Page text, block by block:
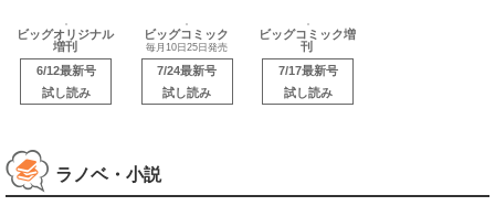
ビッグオリジナル
ビッグコミック